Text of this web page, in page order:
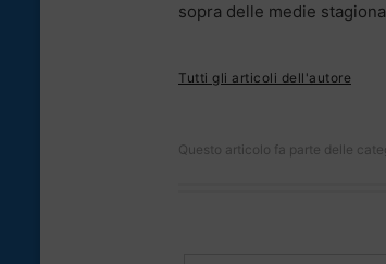
sopra delle medie
Tutti gli articoli dell'autore
Questo articolo fa parte delle